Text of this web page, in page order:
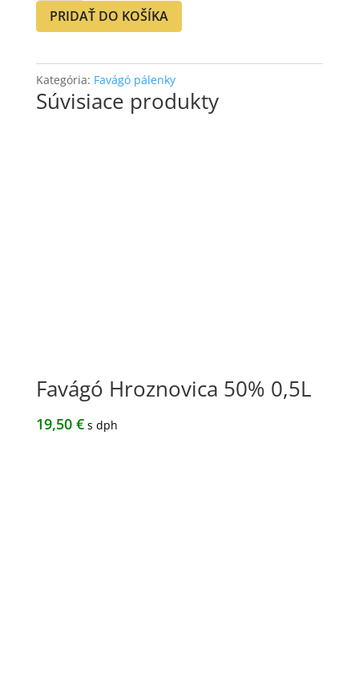
Marhuľovica
50%
PRIDAŤ DO KOŠÍKA
Kategória: Favágó pálenky
Súvisiace produkty
Favágó Hroznovica 50% 0,5L
19,50 € s dph